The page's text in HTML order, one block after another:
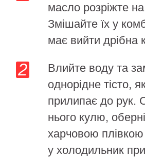
масло розріжте
Змішайте їх у
має вийти дрібна
Влийте воду та
однорідне тісто,
прилипає до рук.
нього кулю,
харчовою
у холодильник